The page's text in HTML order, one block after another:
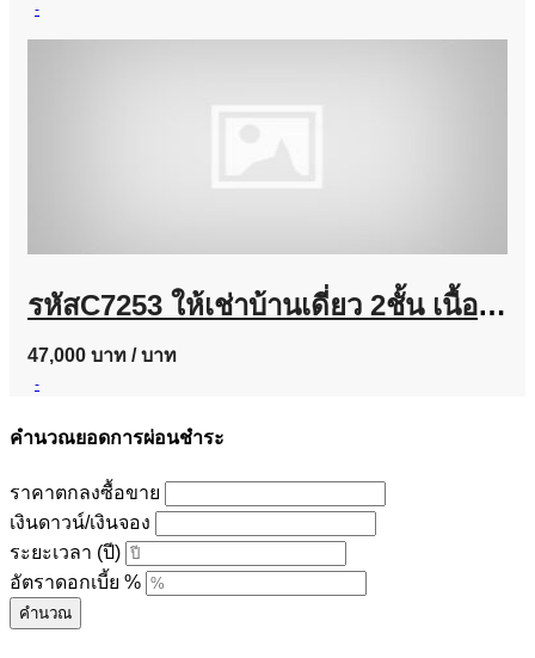
-
รหัสC7253 ให้เช่าบ้านเดี่ยว 2ชั้น เนื้อที่ประมาณ 100 ตารางวา ย่านถนนนวมินทร์ บ้านตกแต่งพร้อมอยู่
47,000 บาท / บาท
-
คำนวณยอดการผ่อนชำระ
ราคาตกลงซื้อขาย
เงินดาวน์/เงินจอง
ระยะเวลา (ปี)
อัตราดอกเบี้ย %
คำนวณ